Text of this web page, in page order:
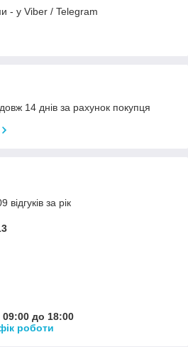
- у Viber / Telegram
14 днів за рахунок покупця
за рік
до 18:00
роботи